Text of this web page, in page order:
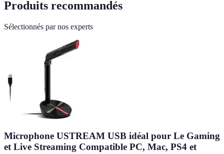
Produits recommandés
Sélectionnés par nos experts
Microphone USTREAM USB idéal pour Le Gaming
et Live Streaming Compatible PC, Mac, PS4 et